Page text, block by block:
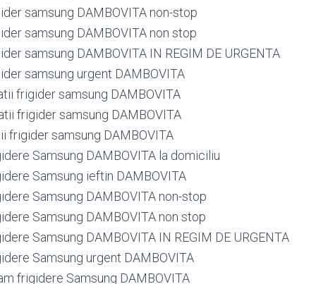
samsung DAMBOVITA non-stop
samsung DAMBOVITA non stop
samsung DAMBOVITA IN REGIM DE URGENTA
samsung urgent DAMBOVITA
frigider samsung DAMBOVITA
frigider samsung DAMBOVITA
frigider samsung DAMBOVITA
Samsung DAMBOVITA la domiciliu
Samsung ieftin DAMBOVITA
Samsung DAMBOVITA non-stop
Samsung DAMBOVITA non stop
Samsung DAMBOVITA IN REGIM DE URGENTA
Samsung urgent DAMBOVITA
frigidere Samsung DAMBOVITA